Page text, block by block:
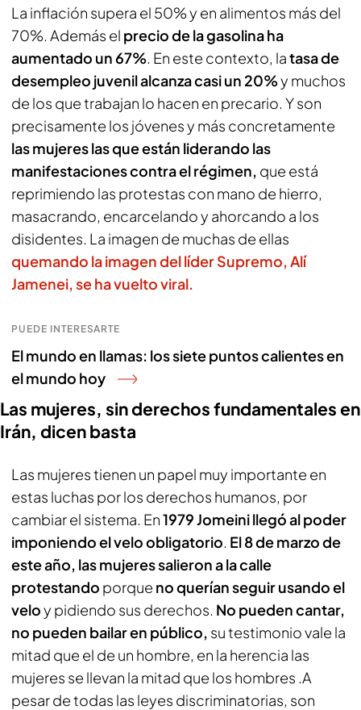
La inflación supera el 50% y en alimentos más del
70%. Además el precio de la gasolina ha
aumentado un 67%. En este contexto, latasa de
desempleo juvenil alcanza casi un 20%y muchos
de los que trabajan lo hacen en precario. Y son
precisamente los jóvenes y más concretamente
las mujeres las que están liderando las
manifestaciones contra el régimen, que está
reprimiendo las protestas con mano de hierro,
masacrando, encarcelando y ahorcando a los
disidentes. La imagen de muchas de ellas
quemando la imagen del líder Supremo, Alí
Jamenei, se ha vuelto viral.
PUEDE INTERESARTE
El mundo en llamas: los siete puntos calientes en
el mundo hoy
Las mujeres, sin derechos fundamentales en
Irán, dicen basta
Las mujeres tienen un papel muy importante en
estas luchas por los derechos humanos, por
cambiar el sistema. En1979 Jomeini llegó al poder
imponiendo el velo obligatorio. El 8 de marzo de
este año, las mujeres salieron a la calle
protestando porque no querían seguir usando el
veloy pidiendo sus derechos. No pueden cantar,
no pueden bailar en público, su testimonio vale la
mitad que el de un hombre, en la herencia las
mujeres se llevan la mitad que los hombres .A
pesar de todas las leyes discriminatorias, son